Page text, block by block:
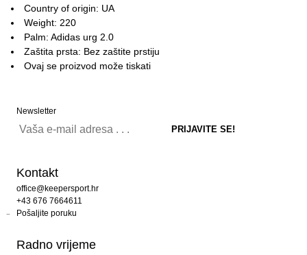
Country of origin: UA
Weight: 220
Palm: Adidas urg 2.0
Zaštita prsta: Bez zaštite prstiju
Ovaj se proizvod može tiskati
Newsletter
Kontakt
office@keepersport.hr
+43 676 7664611
Pošaljite poruku
Radno vrijeme